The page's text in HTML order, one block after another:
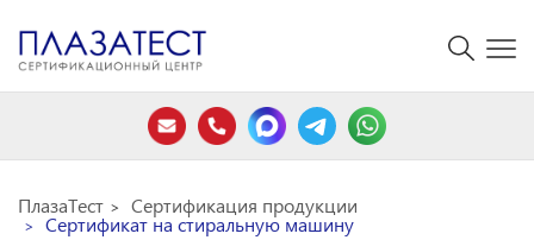
ПлазаТест Сертификация продукции
Сертификат на стиральную машину